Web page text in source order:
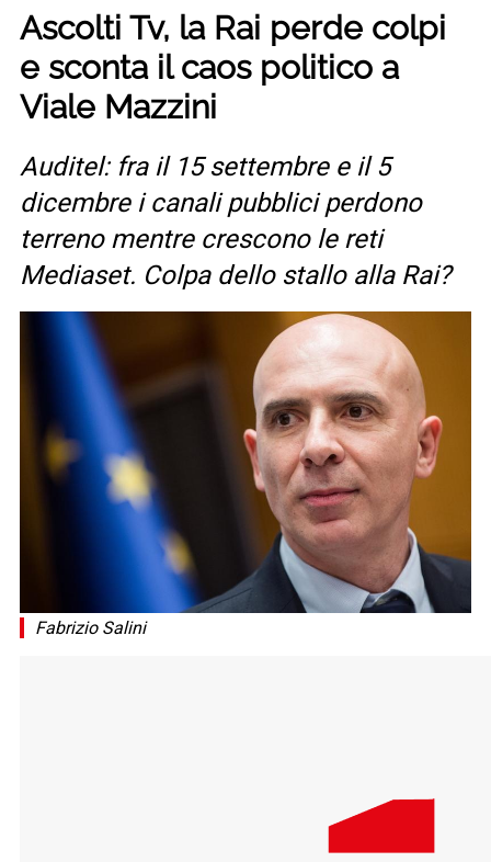
Ascolti Tv, la Rai perde colpi
e sconta il caos politico a
Viale Mazzini
Auditel: fra il 15 settembre e il 5
dicembre i canali pubblici perdono
terreno mentre crescono le reti
Mediaset. Colpa dello stallo alla Rai?
Fabrizio Salini